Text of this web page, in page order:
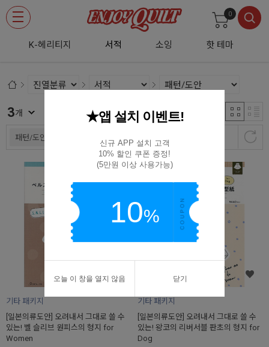
K-헤리티지 서적 소잉 핫 테마
0
패턴/도안
3개 신규등록순
기타 패키지
[일본의류도안] 오려내서 그대로 쓸 수
있는! 벨 슬리브 원피스의 형지 for
Women
기타 패키지
[일본의류도안] 오려내서 그대로 쓸 수
있는! 왕코의 리버서블 판초의 형지 for
Dog
★앱 설치 이벤트!
신규 APP 설치 고객
10% 할인 쿠폰 증정!
(5만원 이상 사용가능)
10%
오늘 이 창을 열지 않음 닫기